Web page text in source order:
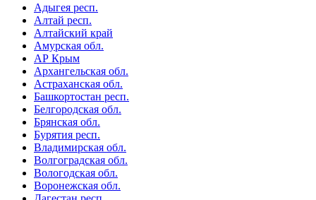
Адыгея респ.
Алтай респ.
Алтайский край
Амурская обл.
АР Крым
Архангельская обл.
Астраханская обл.
Башкортостан респ.
Белгородская обл.
Брянская обл.
Бурятия респ.
Владимирская обл.
Волгоградская обл.
Вологодская обл.
Воронежская обл.